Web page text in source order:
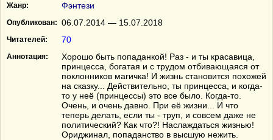
Жанр:
Фэнтези
Опубликован: 06.07.2014 — 15.07.2018
Читателей: 70
Аннотация:
Хорошо быть попаданкой! Раз - и ты красавица,
принцесса, богатая и с трудом отбивающаяся от
поклонников магичка! И жизнь становится похожей
на сказку... Действительно, ты принцесса, и когда-
то у неё (принцессы) это все было. Когда-то.
Очень, и очень давно. При её жизни... И что
теперь делать, если ты - труп, и совсем даже не
политический? Как что?! Наслаждаться жизнью!
Ориджинал, попаданство в высшую нежить.